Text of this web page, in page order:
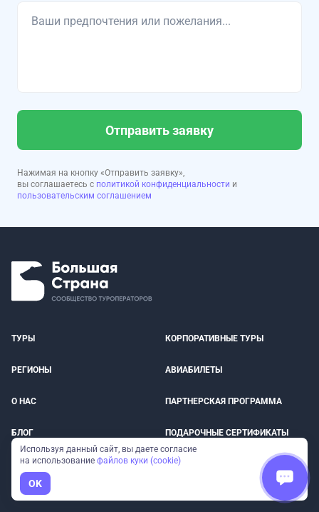
Отправить заявку
Нажимая на кнопку «Отправить заявку»,
вы соглашаетесь с политикой конфиденциальности и
пользовательским соглашением
ТУРЫ КОРПОРАТИВНЫЕ ТУРЫ
РЕГИОНЫ АВИАБИЛЕТЫ
О НАС ПАРТНЕРСКАЯ ПРОГРАММА
БЛОГ ПОДАРОЧНЫЕ СЕРТИФИКАТЫ
КОНТАКТЫ МЫ В СМИ
ОПЛАТА СТРАХОВКА ПУТЕШЕСТВЕННИКОВ
Используя данный сайт, вы даете согласие
на использование файлов куки (cookie)
OK